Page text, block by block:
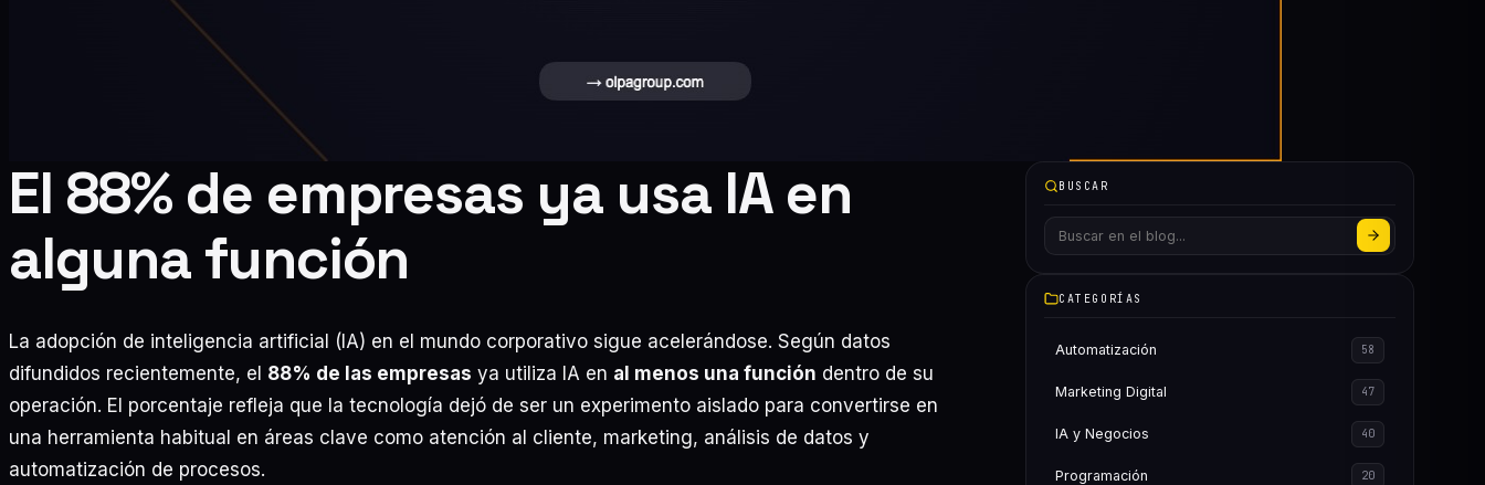
El 88% de empresas ya usa IA en
alguna función
La adopción de inteligencia artificial (IA) en el mundo corporativo sigue acelerándose. Según datos
difundidos recientemente, el 88% de las empresas ya utiliza IA en al menos una función dentro de su
operación. El porcentaje refleja que la tecnología dejó de ser un experimento aislado para convertirse en
una herramienta habitual en áreas clave como atención al cliente, marketing, análisis de datos y
automatización de procesos.
BUSCAR
CATEGORÍAS
Automatización 58
Marketing Digital 47
IA y Negocios 40
Programación 20